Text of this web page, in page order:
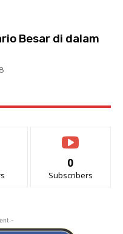
Besar di dalam
0
Subscribers
-